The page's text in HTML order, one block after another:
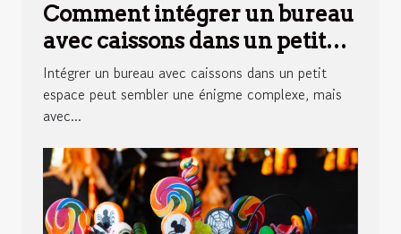
Comment intégrer un bureau
avec caissons dans un petit
espace
Intégrer un bureau avec caissons dans un petit
espace peut sembler une énigme complexe, mais
avec...